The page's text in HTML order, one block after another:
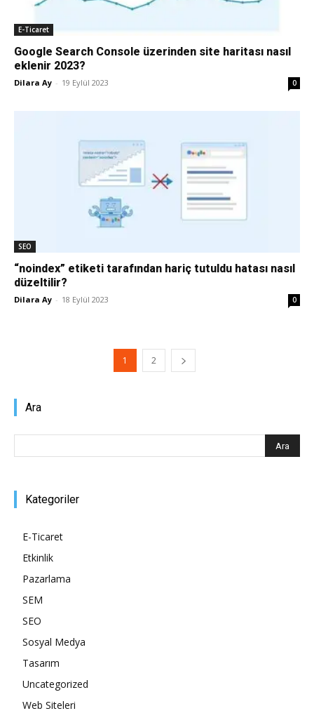
E-Ticaret
Google Search Console üzerinden site haritası nasıl
eklenir 2023?
Dilara Ay - 19 Eylül 2023 0
SEO
“noindex” etiketi tarafından hariç tutuldu hatası nasıl
düzeltilir?
Dilara Ay - 18 Eylül 2023 0
1 2
Ara
Kategoriler
E-Ticaret
Etkinlik
Pazarlama
SEM
SEO
Sosyal Medya
Tasarım
Uncategorized
Web Siteleri